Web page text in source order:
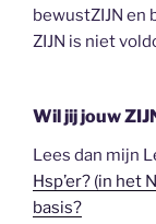
bewustZIJN en
ZIJN is niet
Wil jij jouw
Lees dan mijn
Hsp’er? (in het
basis?